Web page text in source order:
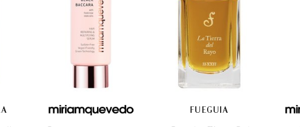
FUEGUIA